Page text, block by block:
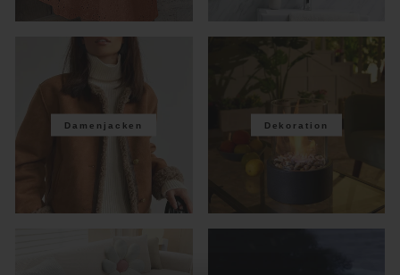
Damenjacken Dekoration